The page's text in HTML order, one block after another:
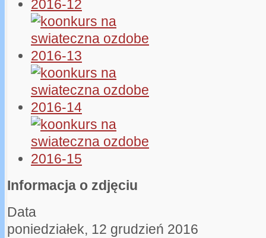
Informacja o zdjęciu
Data
poniedziałek, 12 grudzień 2016